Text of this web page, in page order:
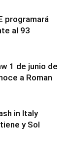
programará
al 93
1 de junio de
a Roman
in Italy
y Sol